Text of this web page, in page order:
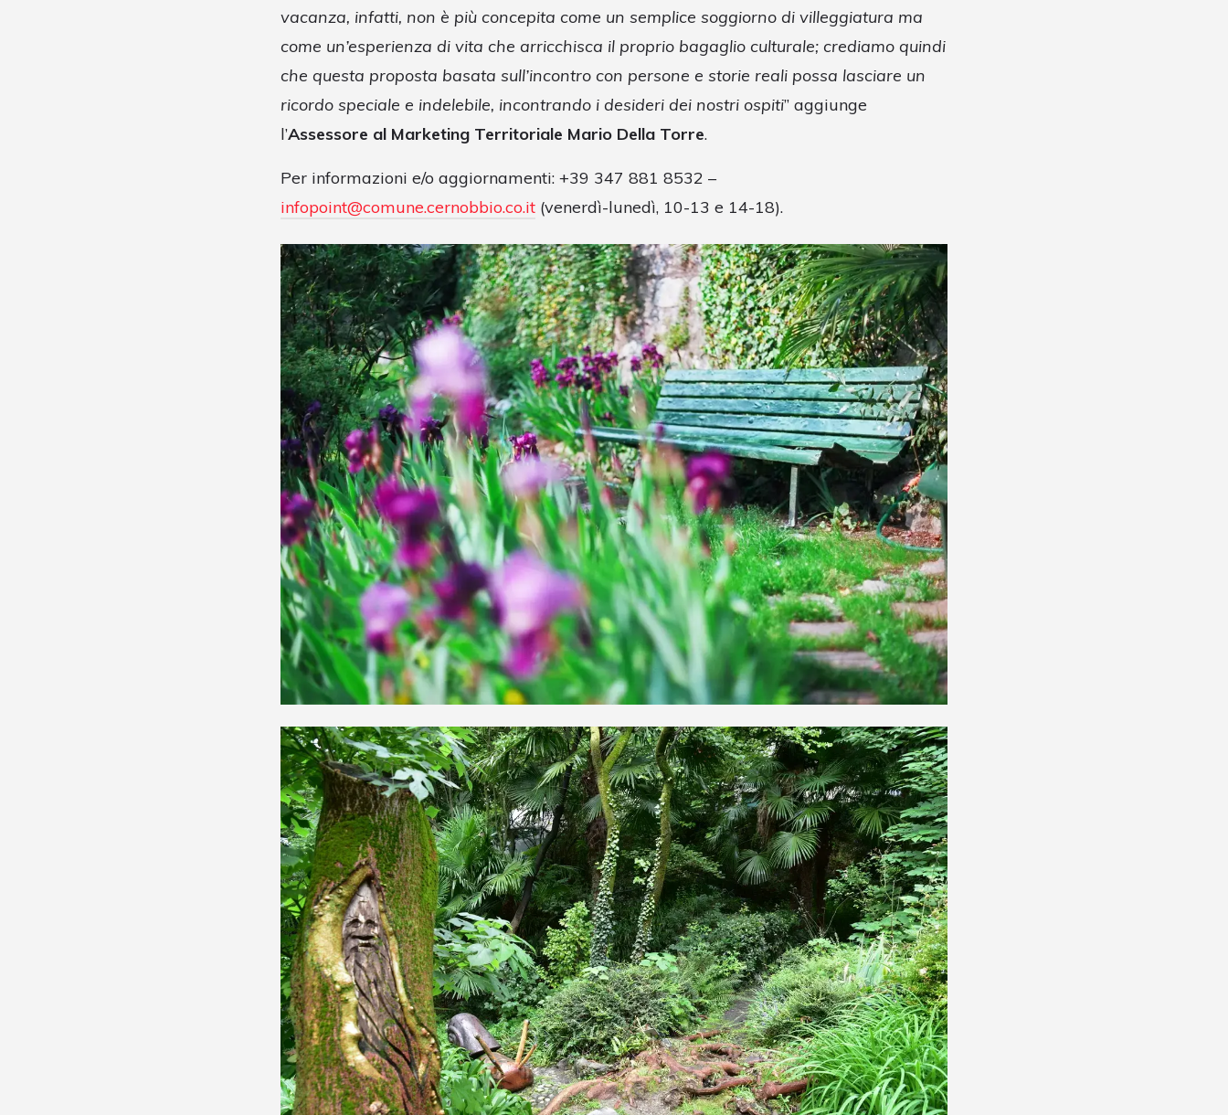
vacanza, infatti, non è più concepita come un semplice soggiorno di villeggiatura ma
come un’esperienza di vita che arricchisca il proprio bagaglio culturale; crediamo quindi
che questa proposta basata sull’incontro con persone e storie reali possa lasciare un
ricordo speciale e indelebile, incontrando i desideri dei nostri ospiti” aggiunge
l’Assessore al Marketing Territoriale Mario Della Torre.
Per informazioni e/o aggiornamenti: +39 347 881 8532 –
infopoint@comune.cernobbio.co.it (venerdì-lunedì, 10-13 e 14-18).